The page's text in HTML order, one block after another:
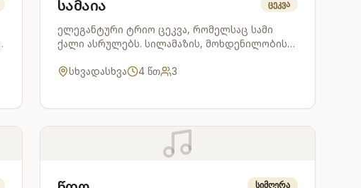
სამაია ცეკვა
ელეგანტური ტრიო ცეკვა, რომელსაც სამი
ქალი ასრულებს. სილამაზის, მოხდენილობისა
სხვადასხვა
4 წთ 3
სიმღერა